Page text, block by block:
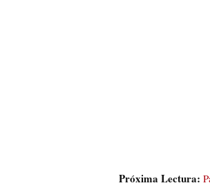
Próxima Lectura: